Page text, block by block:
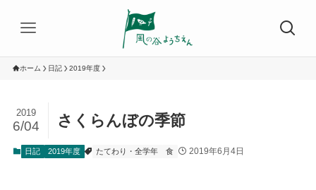
ホーム 日記 2019年度
さくらんぼの季節
2019
6/04
日記 2019年度 たてわり・全学年 食 2019年6月4日